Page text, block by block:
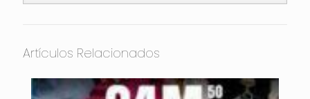
Artículos Relacionados